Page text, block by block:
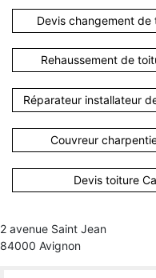
Devis changement
Rehaussement de
Réparateur installateur
Couvreur
Devis toiture
2 avenue Saint Jean
84000 Avignon